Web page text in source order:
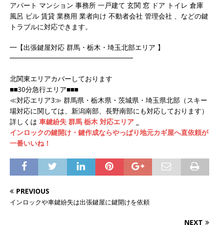
アパート マンション 事務所 一戸建て 玄関 窓 ドア トイレ 倉庫
風呂 ビル 賃貸 業務用 業者向け 不動者会社 管理会社 、などの鍵
トラブルに対応できます。
━【出張鍵屋対応 群馬・栃木・埼玉北部エリア 】
━━━━━━━━━━━━━━━━━━
北関東エリアカバーしております
■■30分急行エリア■■■
≪対応エリア3≫ 群馬県・栃木県・茨城県・埼玉県北部（スキー
場対応に関しては、新潟南部、長野南部にも対応しております）
詳しくは 車鍵紛失 群馬 栃木 対応エリア
インロックの鍵開け・鍵作成ならやっぱり地元カギ屋へ直依頼が
一番いいね！
PREVIOUS
インロックや車鍵紛失は出張鍵屋に鍵開けを依頼
NEXT